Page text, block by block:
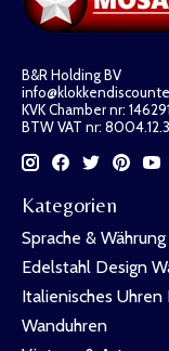
B&R Holding BV
KVK Chamber nr:
BTW VAT nr:
Kategorien
Sprache & Währung
Edelstahl Design
Italienisches Uhren
Wanduhren